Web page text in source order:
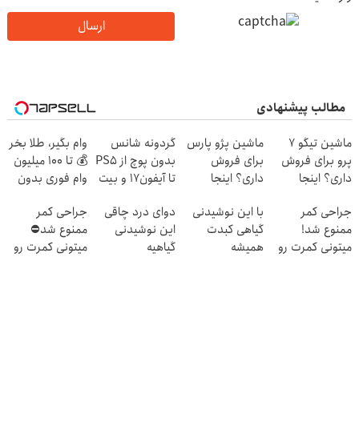
ارسال
مطالب پیشنهادی
ماشین تیگو 7
پرو برای فروش
داری؟ اینجا
ماشین پژو پارس
برای فروش
داری؟ اینجا
گردونه شانس
بدون پوچ از PS5
تا آیفون17 و بیت
وام بگیر، طلا بخر
💰 تا 100 میلیون
وام فوری بدون
جراحی کمر
ممنوع شد!
میتونی کمرت رو
با این نوشیدنی
گیاهی کبدت
همیشه
دوای درد چاقی
این نوشیدنی
گیاهیه
جراحی کمر
ممنوع شد⛔
میتونی کمرت رو